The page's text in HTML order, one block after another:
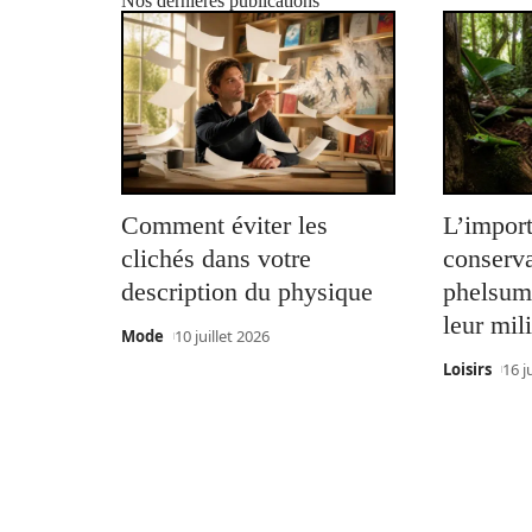
Comment éviter les
clichés dans votre
description du physique
Mode 10 juillet 2026
leur
Loisirs 16